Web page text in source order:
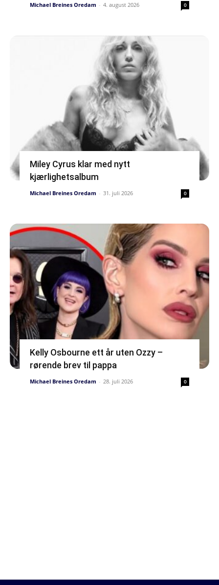
Michael Breines Oredam - 4. august 2026 0
Miley Cyrus klar med nytt
kjærlighetsalbum
Michael Breines Oredam - 31. juli 2026 0
Kelly Osbourne ett år uten Ozzy –
rørende brev til pappa
Michael Breines Oredam - 28. juli 2026 0